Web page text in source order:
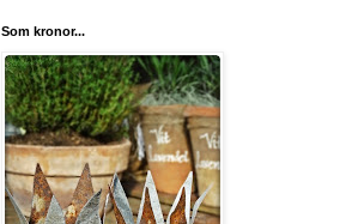
Som kronor...